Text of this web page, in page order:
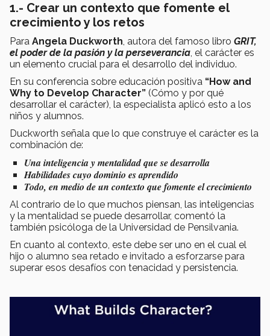
1.- Crear un contexto que fomente el
crecimiento y los retos
Para Angela Duckworth, autora del famoso libro GRIT,
el poder de la pasión y la perseverancia, el carácter es
un elemento crucial para el desarrollo del individuo.
En su conferencia sobre educación positiva “How and
Why to Develop Character” (Cómo y por qué
desarrollar el carácter), la especialista aplicó esto a los
niños y alumnos.
Duckworth señala que lo que construye el carácter es la
combinación de:
Una inteligencia y mentalidad que se desarrolla
Habilidades cuyo dominio es aprendido
Todo, en medio de un contexto que fomente el crecimiento
Al contrario de lo que muchos piensan, las inteligencias
y la mentalidad se puede desarrollar, comentó la
también psicóloga de la Universidad de Pensilvania.
En cuanto al contexto, este debe ser uno en el cual el
hijo o alumno sea retado e invitado a esforzarse para
superar esos desafíos con tenacidad y persistencia.